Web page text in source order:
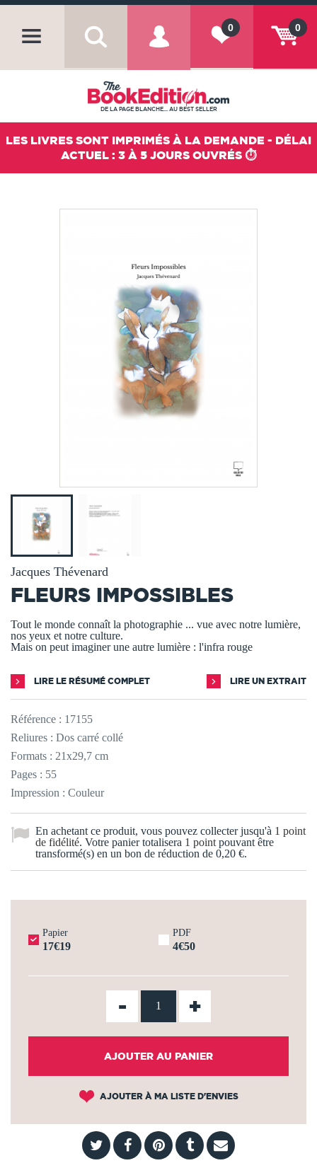
0
0
DE LA PAGE BLANCHE... AU BEST SELLER
LES LIVRES SONT IMPRIMÉS À LA DEMANDE - DÉLAI
ACTUEL : 3 À 5 JOURS OUVRÉS ⏱️
Jacques Thévenard
FLEURS IMPOSSIBLES
Tout le monde connaît la photographie ... vue avec notre lumière,
nos yeux et notre culture.
Mais on peut imaginer une autre lumière : l'infra rouge
LIRE LE RÉSUMÉ COMPLET LIRE UN EXTRAIT
Référence : 17155
Reliures : Dos carré collé
Formats : 21x29,7 cm
Pages : 55
Impression : Couleur
En achetant ce produit, vous pouvez collecter jusqu'à 1 point
de fidélité. Votre panier totalisera 1 point pouvant être
transformé(s) en un bon de réduction de 0,20 €.
Papier
17€19
PDF
4€50
- +
AJOUTER AU PANIER
AJOUTER À MA LISTE D'ENVIES